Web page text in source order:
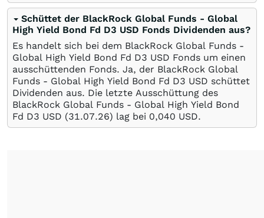
Schüttet der BlackRock Global Funds - Global
High Yield Bond Fd D3 USD Fonds Dividenden aus?
Es handelt sich bei dem BlackRock Global Funds -
Global High Yield Bond Fd D3 USD Fonds um einen
ausschüttenden Fonds. Ja, der BlackRock Global
Funds - Global High Yield Bond Fd D3 USD schüttet
Dividenden aus. Die letzte Ausschüttung des
BlackRock Global Funds - Global High Yield Bond
Fd D3 USD (31.07.26) lag bei 0,040 USD.